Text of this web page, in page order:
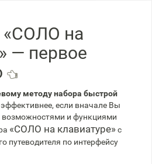
на
— первое
методу набора быстрой
если вначале Вы
возможностями и функциями
«СОЛО на клавиатуре»с
путеводителя по интерфейсу